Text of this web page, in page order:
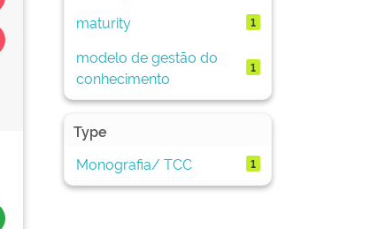
maturity 1
modelo de gestão do
conhecimento
1
Type
Monografia/ TCC
1